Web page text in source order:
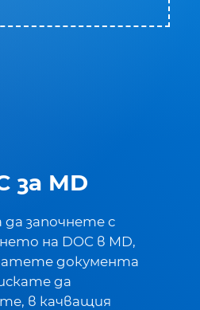
за MD
да започнете с
на DOC в MD,
документа
да
в качващия